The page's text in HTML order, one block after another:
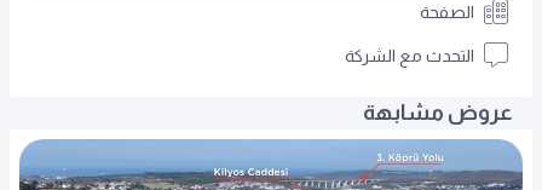
الصفحة
التحدث مع الشركة
عروض مشابهة